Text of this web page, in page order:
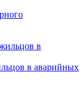
в аварийных